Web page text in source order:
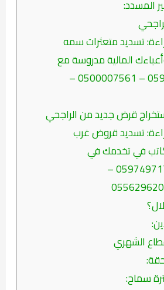
المسدد:
تسديد متعثرات سمه
المالية مدروسة مع
3 جهات 0597497170 – 0500007561 –
قرض جديد من الراجحي
تسديد قروض غرب
.. أوثق 3 مكاتب في تخدمك في
إجراءاتك المالية 0597497170 –
الشهري
سماح: